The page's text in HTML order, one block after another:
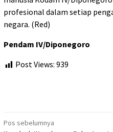
profesional dalam setiap
negara. (Red)
Pendam IV/Diponegoro
Post Views: 939
Navigasi
Pos sebelumnya